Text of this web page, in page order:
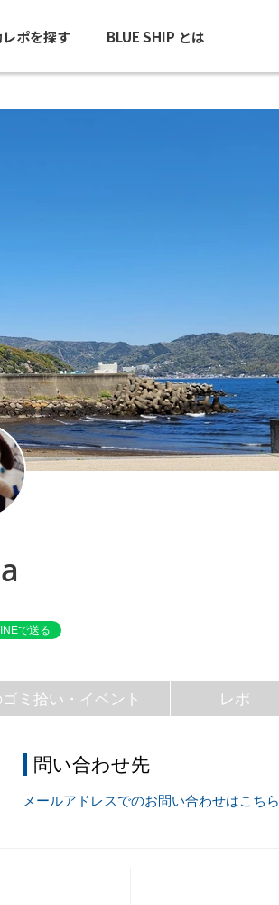
ポを探す BLUE SHIP とは
で送る
ミ拾い・イベント レポ
問い合わせ先
メールアドレスでのお問い合わせはこちら